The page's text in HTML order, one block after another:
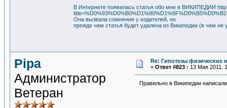
В Интернете появилась статья обо мне в ВИКИПЕДИИ
Она вызвала сомнения у издателей, но
прежде чем статья будет удалена из Википедии (в чем
Pipa
Администратор
Ветеран
Re: Гипотезы физических
« Ответ #823 : 13 Мая 2011,
Правильно в Википедии